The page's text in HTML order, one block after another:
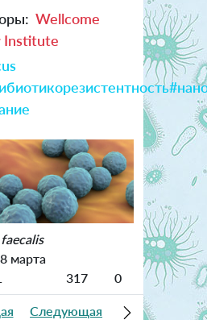
Wellcome
Institute
марта
317 0
Следующая